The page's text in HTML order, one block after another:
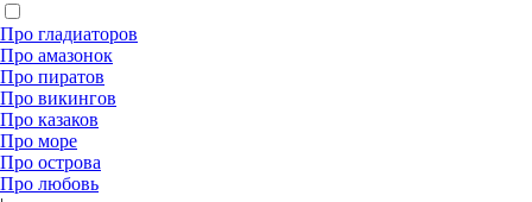
Про гладиаторов
Про амазонок
Про пиратов
Про викингов
Про казаков
Про море
Про острова
Про любовь